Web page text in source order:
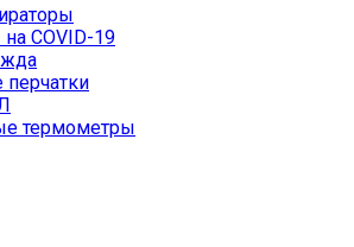
COVID-19
термометры